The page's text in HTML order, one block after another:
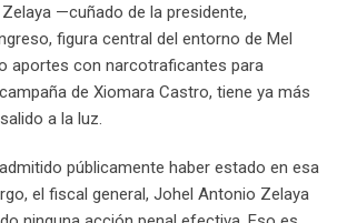
—cuñado de la presidente,
figura central del entorno de Mel
aportes con narcotraficantes para
de Xiomara Castro, tiene ya más
a la luz.
públicamente haber estado en esa
el fiscal general, Johel Antonio Zelaya